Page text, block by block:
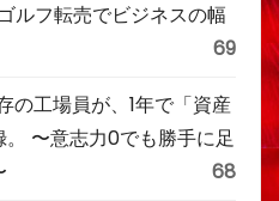
ルフ転売でビジネスの幅
69
の工場員が、1年で「資産
。 〜意志力0でも勝手に足
68